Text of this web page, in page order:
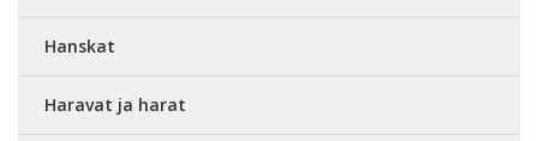
Hanskat
Haravat ja harat